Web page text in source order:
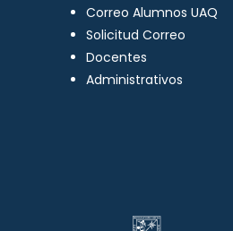
Correo Alumnos UAQ
Solicitud Correo
Docentes
Administrativos